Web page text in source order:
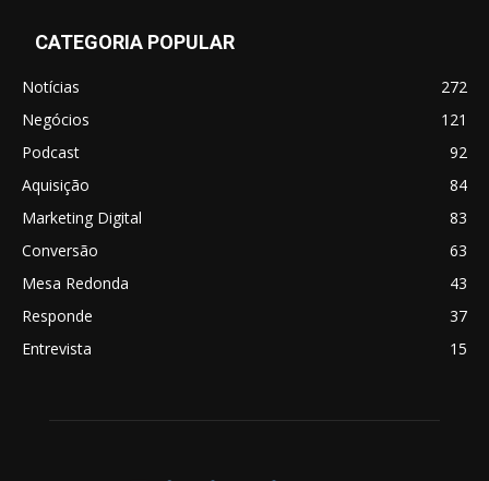
CATEGORIA POPULAR
Notícias
272
Negócios
121
Podcast
92
Aquisição
84
Marketing Digital
83
Conversão
63
Mesa Redonda
43
Responde
37
Entrevista
15